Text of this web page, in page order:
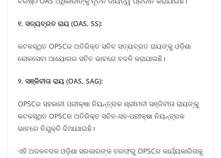
୧. ସତ୍ୟବ୍ରତ ରାୟ (OAS, SS):
କଟକସ୍ଥିତ OPSCର ଅତିରିକ୍ତ ସଚିବ ସତ୍ୟବ୍ରତ ରାୟଙ୍କୁ ଓଡ଼ିଶା
ଲୋକସେବା ଆୟୋଗର ସଚିବ ଭାବରେ ବଦଳି କରାଯାଇଛି।
୨. ସଞ୍ଜିବୀତା ରାୟ (OAS, SAG):
OPSCର ସହକାରୀ ପରୀକ୍ଷା ନିୟନ୍ତ୍ରକ ଶ୍ରୀମତୀ ସଞ୍ଜିବୀତା ରାୟଙ୍କୁ
କଟକସ୍ଥିତ OPSCର ଅତିରିକ୍ତ ସଚିବ-ସହ-ପରୀକ୍ଷା ନିୟନ୍ତ୍ରକ
ଭାବରେ ନିଯୁକ୍ତି ଦିଆଯାଇଛି।
ଏହି ଅଦଳବଦଳ ଓଡ଼ିଶା ସରକାରଙ୍କ ତରଫରୁ OPSCର କାର୍ଯ୍ୟକାରିତାକୁ